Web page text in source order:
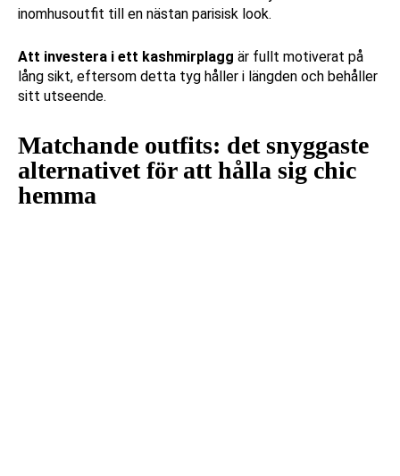
inomhusoutfit till en nästan parisisk look.
Att investera i ett kashmirplagg är fullt motiverat på
lång sikt, eftersom detta tyg håller i längden och behåller
sitt utseende.
Matchande outfits: det snyggaste
alternativet för att hålla sig chic
hemma